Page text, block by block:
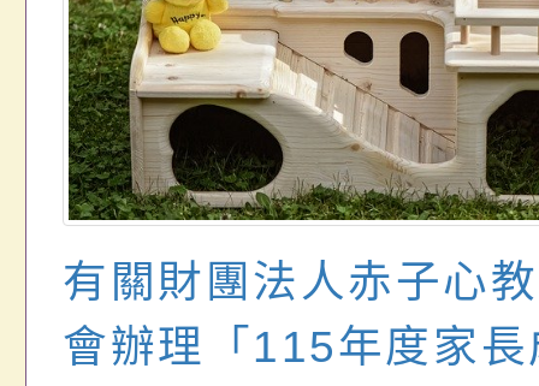
有關財團法人赤子心
會辦理「115年度家